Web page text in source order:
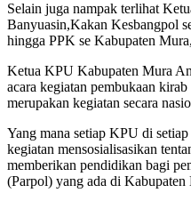
Selain juga nampak terlihat
Banyuasin,Kakan Kesbangpol
hingga PPK se Kabupaten
Ketua KPU Kabupaten Mura
acara kegiatan pembukaan
merupakan kegiatan secara
Yang mana setiap KPU di
kegiatan mensosialisasikan
memberikan pendidikan bagi
(Parpol) yang ada di Kabupaten